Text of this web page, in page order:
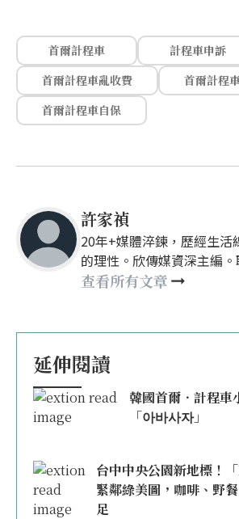
首爾計程車
計程車申訴
首爾計程車亂收費
首爾計程
首爾計程車自保
許家禎
20年+媒體淬鍊，歷經生活
的理性。欣傳媒資深主編。
nellyhsu@xinmedia.com
查看所有文章
延伸閱讀
韓國首爾．計程車
「아바사자」
台中中央公園新地標！
緊鄰綠美圖，咖啡、野
足